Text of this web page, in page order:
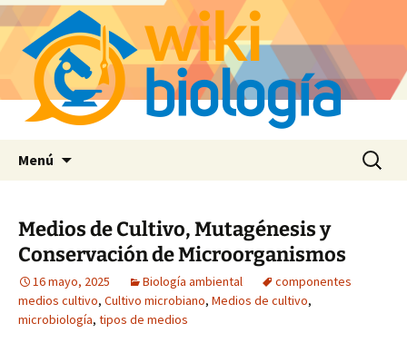
Menú Buscar:
Medios de Cultivo, Mutagénesis y
Conservación de Microorganismos
16 mayo, 2025 Biología ambiental
componentes
medios cultivo, Cultivo microbiano, Medios de cultivo,
microbiología, tipos de medios